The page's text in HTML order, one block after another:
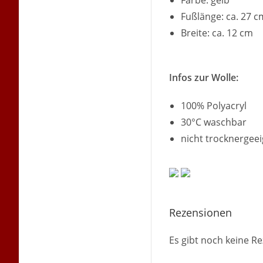
Fußlänge: ca. 27
Breite: ca. 12 cm
Infos zur Wolle:
100% Polyacryl
30°C waschbar
nicht
Rezensionen
Es gibt noch keine